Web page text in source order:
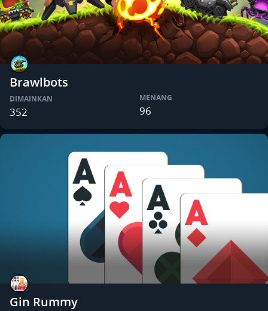
Brawlbots
DIMAINKAN
352
MENANG
96
Gin Rummy